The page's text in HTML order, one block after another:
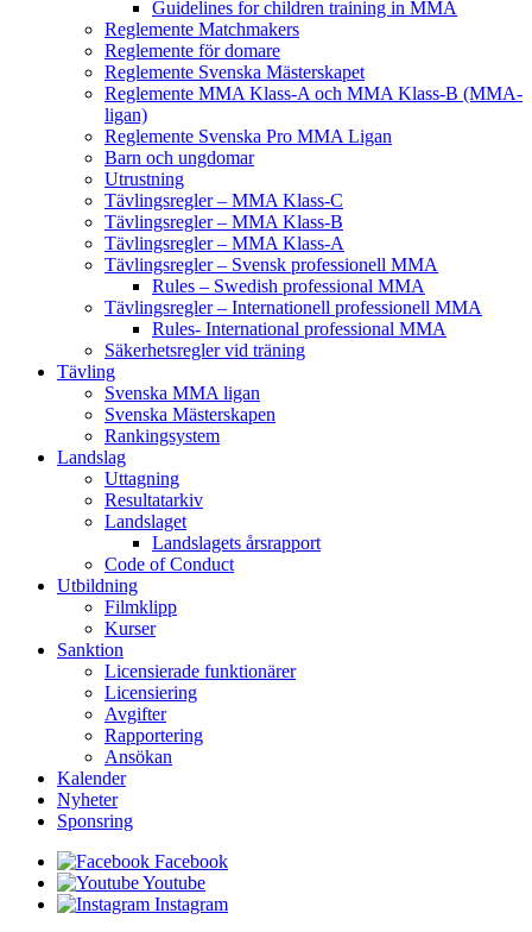
Guidelines for children training in MMA
Reglemente Matchmakers
Reglemente för domare
Reglemente Svenska Mästerskapet
Reglemente MMA Klass-A och MMA Klass-B (MMA-
ligan)
Reglemente Svenska Pro MMA Ligan
Barn och ungdomar
Utrustning
Tävlingsregler – MMA Klass-C
Tävlingsregler – MMA Klass-B
Tävlingsregler – MMA Klass-A
Tävlingsregler – Svensk professionell MMA
Rules – Swedish professional MMA
Tävlingsregler – Internationell professionell MMA
Rules- International professional MMA
Säkerhetsregler vid träning
Tävling
Svenska MMA ligan
Svenska Mästerskapen
Rankingsystem
Landslag
Uttagning
Resultatarkiv
Landslaget
Landslagets årsrapport
Code of Conduct
Utbildning
Filmklipp
Kurser
Sanktion
Licensierade funktionärer
Licensiering
Avgifter
Rapportering
Ansökan
Kalender
Nyheter
Sponsring
Facebook
Youtube
Instagram